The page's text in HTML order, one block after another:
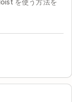
を使う方法を